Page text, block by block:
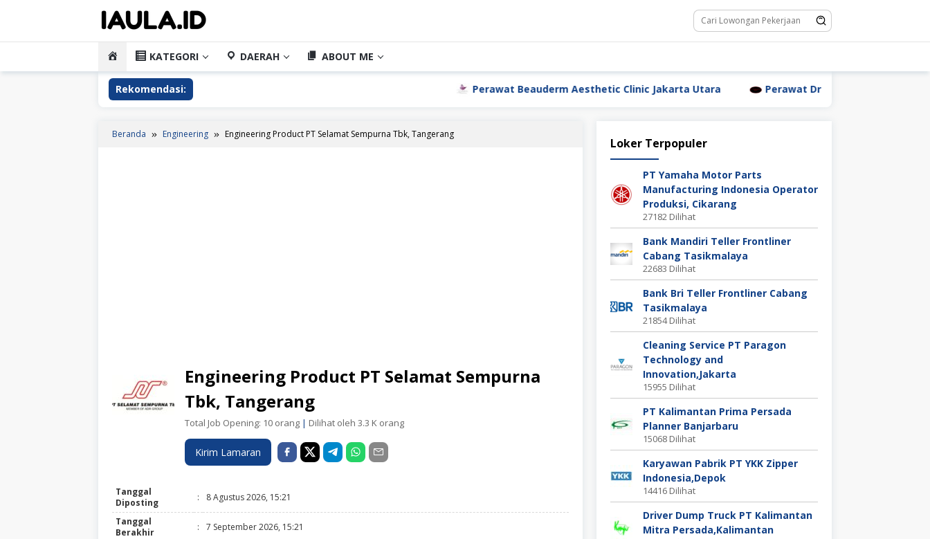
HOME KATEGORI DAERAH ABOUT ME
Rekomendasi: Perawat Beauderm Aesthetic Clinic Jakarta Utara Perawat Dr. Triyanti Sundari Jakarta Utara
Beranda Engineering Engineering Product PT Selamat Sempurna Tbk, Tangerang
Engineering Product PT Selamat Sempurna
Tbk, Tangerang
Total Job Opening: 10 orang | Dilihat oleh 3.3 K orang
Kirim Lamaran
Tanggal
Diposting
: 8 Agustus 2026, 15:21
Tanggal
Berakhir
: 7 September 2026, 15:21
Loker Terpopuler
PT Yamaha Motor Parts
Manufacturing Indonesia Operator
Produksi, Cikarang
27182 Dilihat
Bank Mandiri Teller Frontliner
Cabang Tasikmalaya
22683 Dilihat
Bank Bri Teller Frontliner Cabang
Tasikmalaya
21854 Dilihat
Cleaning Service PT Paragon
Technology and
Innovation,Jakarta
15955 Dilihat
PT Kalimantan Prima Persada
Planner Banjarbaru
15068 Dilihat
Karyawan Pabrik PT YKK Zipper
Indonesia,Depok
14416 Dilihat
Driver Dump Truck PT Kalimantan
Mitra Persada,Kalimantan